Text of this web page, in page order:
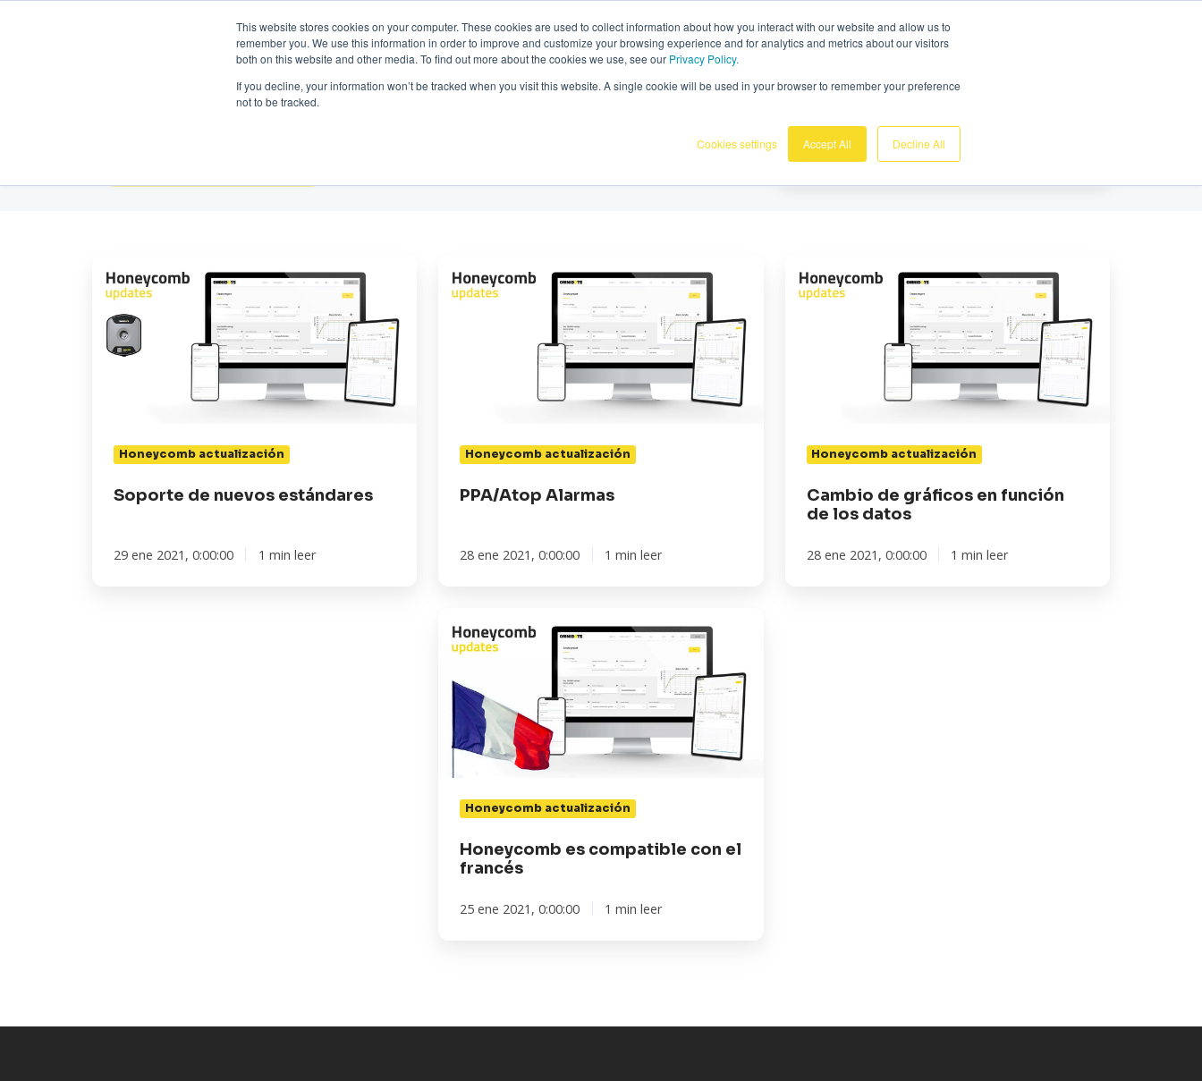
This website stores cookies on your computer. These cookies are used to collect information about how you interact with our website and allow us to
remember you. We use this information in order to improve and customize your browsing experience and for analytics and metrics about our visitors
both on this website and other media. To find out more about the cookies we use, see our Privacy Policy.
If you decline, your information won’t be tracked when you visit this website. A single cookie will be used in your browser to remember your preference
not to be tracked.
Cookies settings Accept All Decline All
Prenez contact avec nous :+31 85 0070336 | Omnidots dans les médias Demo Gratuite
Productos Clientes Base de conocimiento Sobre nosotros Soporte
de
nuevos
estándares
Honeycomb actualización
Soporte de nuevos estándares
29 ene 2021, 0:00:00 1 min leer
Alarmas
Honeycomb actualización
PPA/Atop Alarmas
28 ene 2021, 0:00:00 1 min leer
de
Honeycomb actualización
Cambio de gráficos en función
de los datos
28 ene 2021, 0:00:00 1 min leer
es
con
francés
Honeycomb actualización
Honeycomb es compatible con el
francés
25 ene 2021, 0:00:00 1 min leer